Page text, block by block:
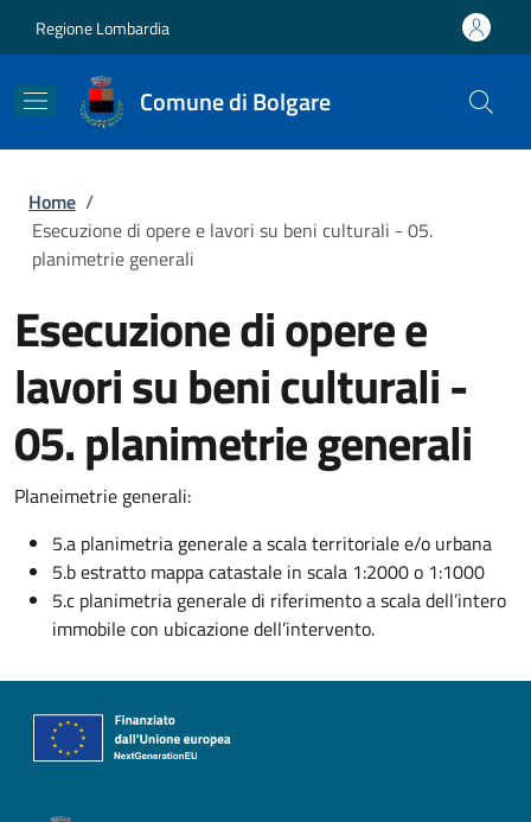
Regione Lombardia
Comune di Bolgare
Briciole di pane
Home /
Esecuzione di opere e lavori su beni culturali - 05.
planimetrie generali
Esecuzione di opere e
lavori su beni culturali -
05. planimetrie generali
Planeimetrie generali:
5.a planimetria generale a scala territoriale e/o urbana
5.b estratto mappa catastale in scala 1:2000 o 1:1000
5.c planimetria generale di riferimento a scala dell’intero
immobile con ubicazione dell’intervento.